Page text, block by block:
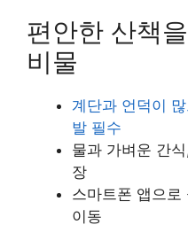
편안한 산책
비물
계단과 언덕이
발 필수
물과 가벼운 간
장
스마트폰 앱으로
이동